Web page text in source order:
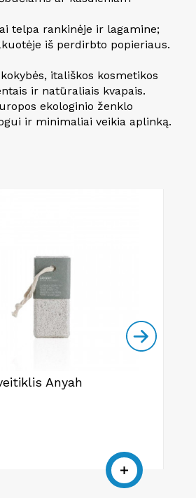
telpa rankinėje ir lagamine;
iš perdirbto popieriaus.
itališkos kosmetikos
ir natūraliais kvapais.
ekologinio ženklo
ir minimaliai veikia aplinką.
Anyah